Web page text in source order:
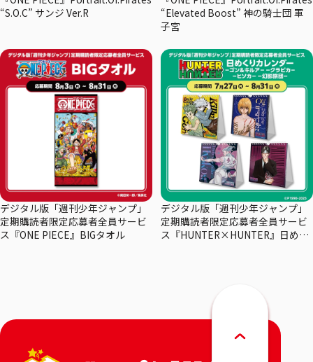
“S.O.C” サンジ Ver.R
“Elevated Boost” 神の騎士団 軍
子宮
デジタル版「週刊少年ジャンプ」
定期購読者限定応募者全員サービ
ス『ONE PIECE』BIGタオル
デジタル版「週刊少年ジャンプ」
定期購読者限定応募者全員サービ
ス『HUNTER×HUNTER』日めく